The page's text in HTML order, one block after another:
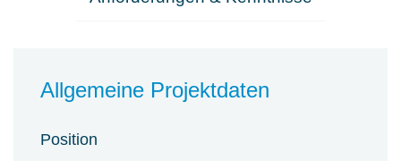
Allgemeine Projektdaten
Position